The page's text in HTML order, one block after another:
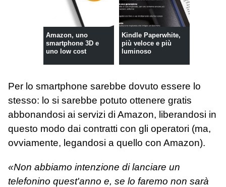
Amazon, uno
smartphone 3D e
uno low cost
Kindle Paperwhite,
più veloce e più
luminoso
Per lo smartphone sarebbe dovuto essere lo
stesso: lo si sarebbe potuto ottenere gratis
abbonandosi ai servizi di Amazon, liberandosi in
questo modo dai contratti con gli operatori (ma,
ovviamente, legandosi a quello con Amazon).
«Non abbiamo intenzione di lanciare un
telefonino quest'anno e, se lo faremo non sarà